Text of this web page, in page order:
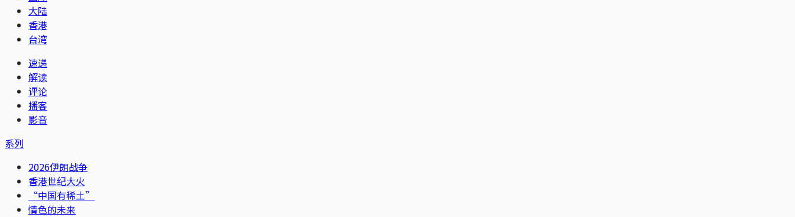
大陆
香港
台湾
速递
解读
评论
播客
影音
系列
2026伊朗战争
香港世纪大火
“中国有稀土”
情色的未来